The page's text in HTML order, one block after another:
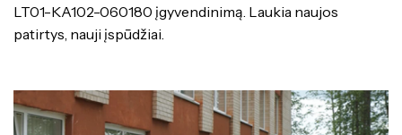
LT01-KA102-060180 įgyvendinimą. Laukia naujos
patirtys, nauji įspūdžiai.